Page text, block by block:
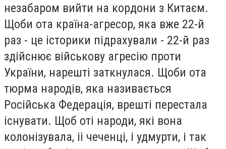
незабаром вийти на кордони з Китаєм.
Щоби ота країна-агресор, яка вже 22-й
раз - це історики підрахували - 22-й раз
здійснює військову агресію проти
України, нарешті заткнулася. Щоби ота
тюрма народів, яка називається
Російська Федерація, врешті перестала
існувати. Щоб оті народи, які вона
колонізувала, іі чеченці, і удмурти, і так